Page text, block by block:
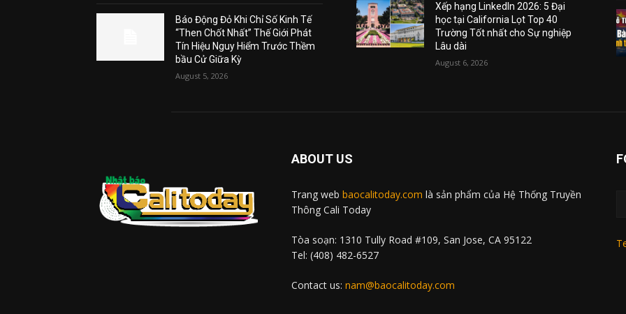
Báo Động Đỏ Khi Chỉ Số Kinh Tế
“Then Chốt Nhất” Thế Giới Phát
Tín Hiệu Nguy Hiểm Trước Thềm
bầu Cử Giữa Kỳ
August 5, 2026
Xếp hạng LinkedIn 2026: 5 Đại
học tại California Lọt Top 40
Trường Tốt nhất cho Sự nghiệp
Lâu dài
August 6, 2026
ABOUT US
Trang web baocalitoday.com là sản phẩm của Hệ Thống Truyền
Thông Cali Today
Tòa soạn: 1310 Tully Road #109, San Jose, CA 95122
Tel: (408) 482-6527
Contact us: nam@baocalitoday.com